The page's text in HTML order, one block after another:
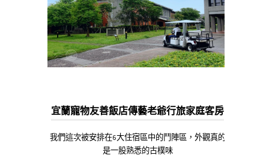
宜蘭寵物友善飯店傳藝老爺行旅家庭客房
我們這次被安排在6大住宿區中的鬥陣區，外觀真的
是一股熟悉的古樸味